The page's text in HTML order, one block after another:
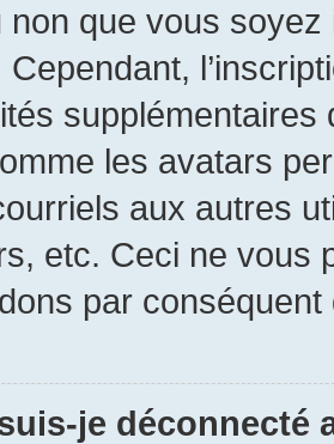
non que vous
les avatars
aux autres
etc. Ceci ne vous
par conséquent
je déconnecté